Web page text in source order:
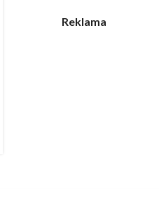
Reklama